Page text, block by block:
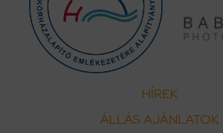
HÍREK
ÁLLÁS AJÁNLATOK